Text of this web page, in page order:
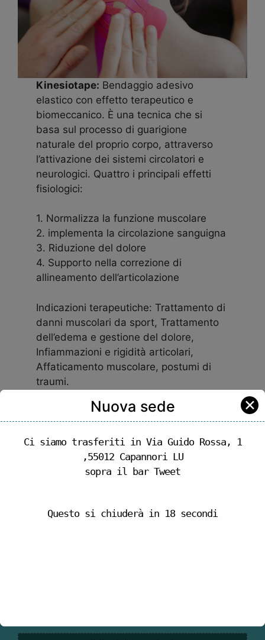
Kinesiotape: Bendaggio adesivo
elastico con effetto terapeutico e
biomeccanico. È una tecnica che si
basa sul processo di guarigione
naturale del proprio corpo, attraverso
l’attivazione dei sistemi circolatori e
neurologici. Quattro i principali effetti
fisiologici:
1. Normalizza la funzione muscolare
2. implementa la circolazione sanguigna
3. Riduzione del dolore
4. Supporto nella correzione di
allineamento dell’articolazione
Indicazioni terapeutiche: Trattamento di
danni muscolari da sport, Trattamento
dell’edema e gestione del dolore,
Infiammazioni e rigidità articolari,
Affaticamento muscolare, postumi di
traumi.
DR. CHRISTIAN PAPESCHI
Nuova sede ✕
Ci siamo trasferiti in Via Guido Rossa, 1
,55012 Capannori LU
sopra il bar Tweet
Questo si chiuderà in 18secondi